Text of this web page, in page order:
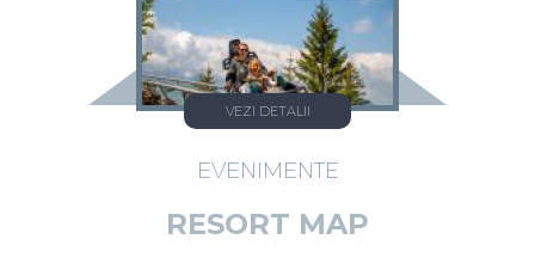
VEZI DETALII
EVENIMENTE
RESORT MAP